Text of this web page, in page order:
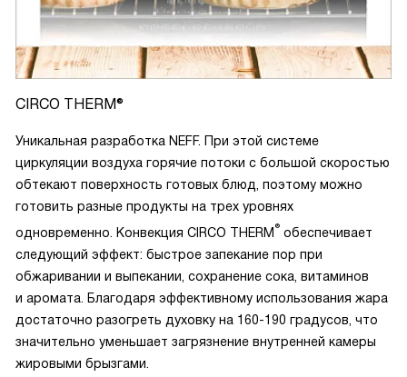
CIRCO THERM®
Уникальная разработка NEFF. При этой системе
циркуляции воздуха горячие потоки с большой скоростью
обтекают поверхность готовых блюд, поэтому можно
готовить разные продукты на трех уровнях
одновременно. Конвекция CIRCO THERM® обеспечивает
следующий эффект: быстрое запекание пор при
обжаривании и выпекании, сохранение сока, витаминов
и аромата. Благодаря эффективному использования жара
достаточно разогреть духовку на 160-190 градусов, что
значительно уменьшает загрязнение внутренней камеры
жировыми брызгами.